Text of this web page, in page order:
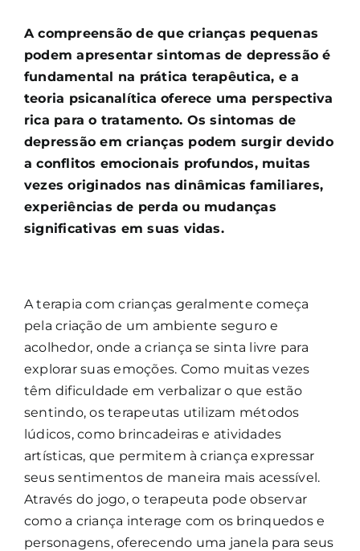
A compreensão de que crianças pequenas
podem apresentar sintomas de depressão é
fundamental na prática terapêutica, e a
teoria psicanalítica oferece uma perspectiva
rica para o tratamento. Os sintomas de
depressão em crianças podem surgir devido
a conflitos emocionais profundos, muitas
vezes originados nas dinâmicas familiares,
experiências de perda ou mudanças
significativas em suas vidas.
A terapia com crianças geralmente começa
pela criação de um ambiente seguro e
acolhedor, onde a criança se sinta livre para
explorar suas emoções. Como muitas vezes
têm dificuldade em verbalizar o que estão
sentindo, os terapeutas utilizam métodos
lúdicos, como brincadeiras e atividades
artísticas, que permitem à criança expressar
seus sentimentos de maneira mais acessível.
Através do jogo, o terapeuta pode observar
como a criança interage com os brinquedos e
personagens, oferecendo uma janela para seus